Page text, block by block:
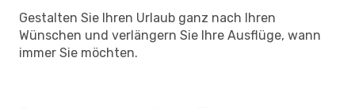
Gestalten Sie Ihren Urlaub ganz nach Ihren
Wünschen und verlängern Sie Ihre Ausflüge, wann
immer Sie möchten.